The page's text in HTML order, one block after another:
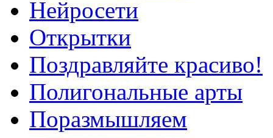
Нейросети
Открытки
Поздравляйте красиво!
Полигональные арты
Поразмышляем